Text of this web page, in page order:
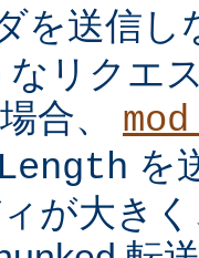
を送信し
なリクエ
合、
を
が大き